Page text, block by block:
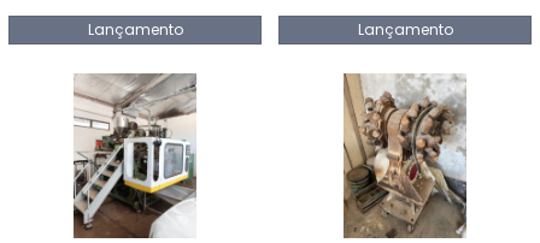
Lançamento Lançamento